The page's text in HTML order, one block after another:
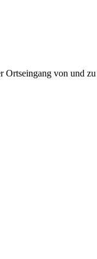
Ortseingang von und